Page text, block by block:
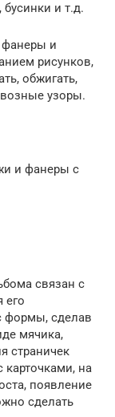
бусинки и т.д.
фанеры и
рисунков,
обжигать,
узоры.
и фанеры с
связан с
его
формы, сделав
мячика,
страничек
на
появление
сделать